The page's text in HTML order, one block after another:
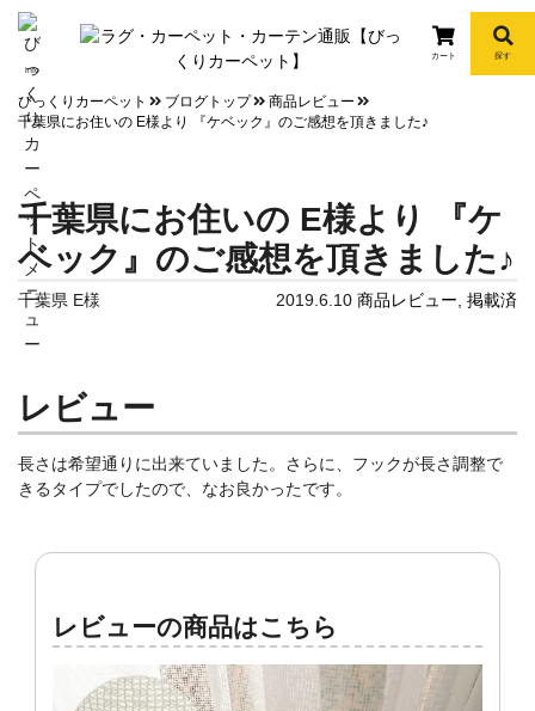
info
カート 探す
びっくりカーペット ブログトップ
商品レビュー
千葉県にお住いの E様より 『ケベック』のご感想を頂きました♪
千葉県にお住いの E様より 『ケ
ベック』のご感想を頂きました♪
千葉県 E様 2019.6.10 商品レビュー 掲載済
レビュー
長さは希望通りに出来ていました。さらに、フックが長さ調整で
きるタイプでしたので、なお良かったです。
レビューの商品はこちら